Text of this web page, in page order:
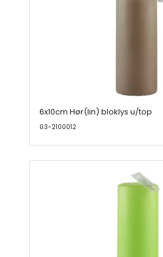
6x10cm Hør(lin) bloklys u/top
03-2100012